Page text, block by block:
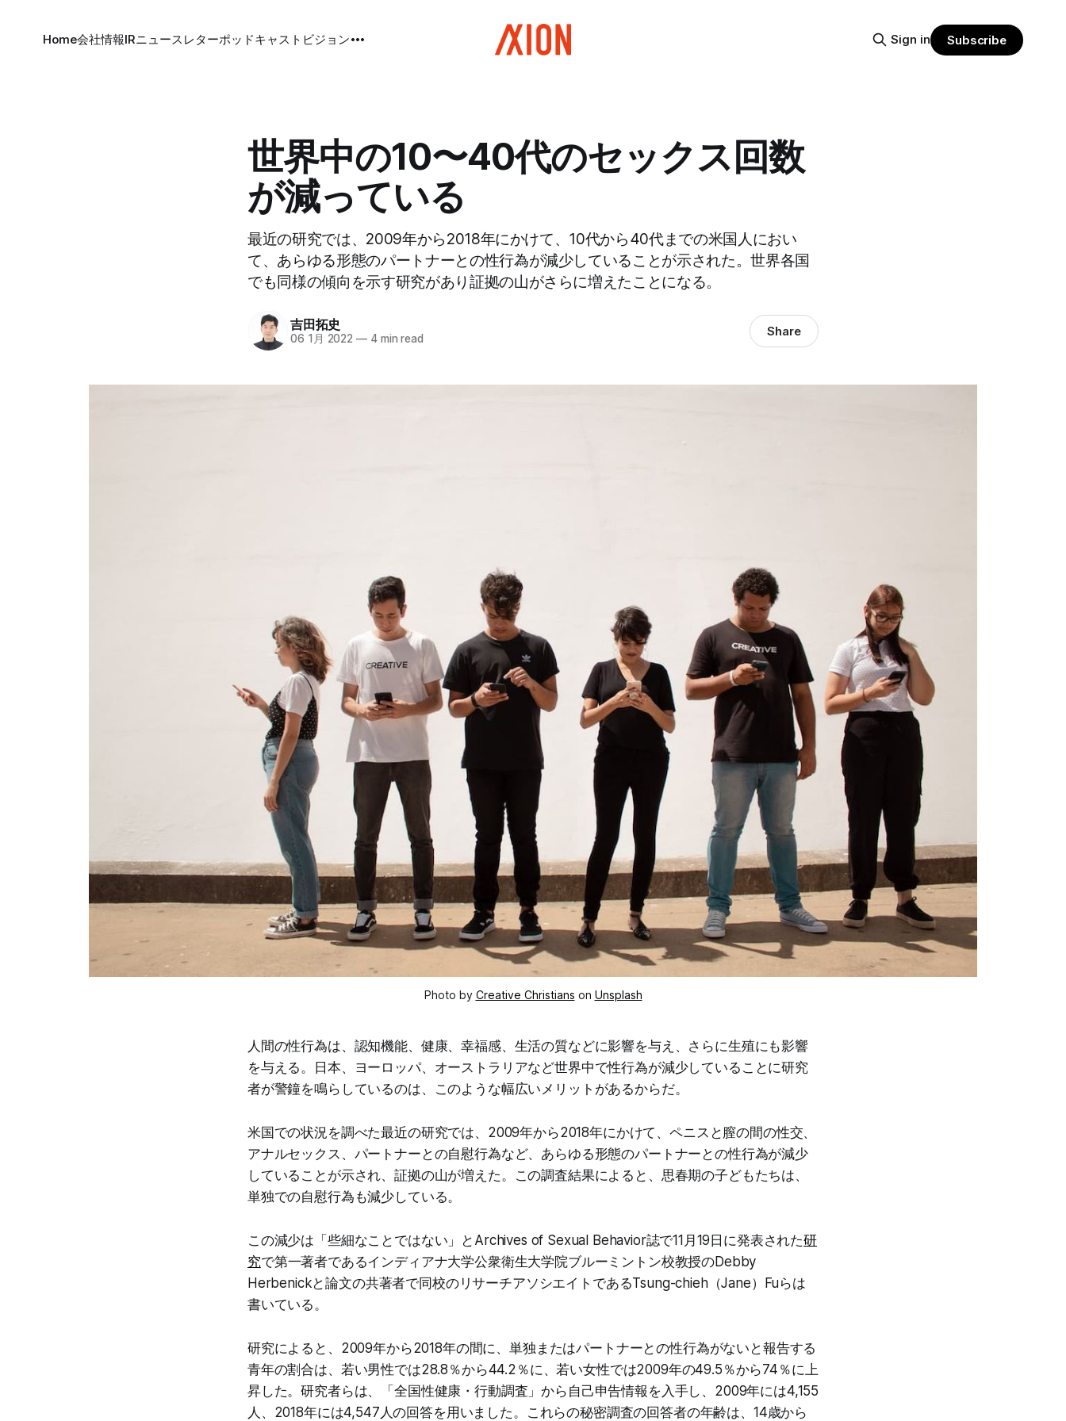
Home会社情報IRニュースレターポッドキャスト ビジョン Sign in Subscribe
世界中の10〜40代のセックス回数
が減っている
最近の研究では、2009年から2018年にかけて、10代から40代までの米国人におい
て、あらゆる形態のパートナーとの性行為が減少していることが示された。世界各国
でも同様の傾向を示す研究があり証拠の山がさらに増えたことになる。
吉田拓史
06 1月 2022 — 4 min read Share
Photo by Creative Christians on Unsplash
人間の性行為は、認知機能、健康、幸福感、生活の質などに影響を与え、さらに生殖にも影響
を与える。日本、ヨーロッパ、オーストラリアなど世界中で性行為が減少していることに研究
者が警鐘を鳴らしているのは、このような幅広いメリットがあるからだ。
米国での状況を調べた最近の研究では、2009年から2018年にかけて、ペニスと膣の間の性交、
アナルセックス、パートナーとの自慰行為など、あらゆる形態のパートナーとの性行為が減少
していることが示され、証拠の山が増えた。この調査結果によると、思春期の子どもたちは、
単独での自慰行為も減少している。
この減少は「些細なことではない」とArchives of Sexual Behavior誌で11月19日に発表された研
究で第一著者であるインディアナ大学公衆衛生大学院ブルーミントン校教授のDebby
Herbenickと論文の共著者で同校のリサーチアソシエイトであるTsung-chieh（Jane）Fuらは
書いている。
研究によると、2009年から2018年の間に、単独またはパートナーとの性行為がないと報告する
青年の割合は、若い男性では28.8％から44.2％に、若い女性では2009年の49.5％から74％に上
昇した。研究者らは、「全国性健康・行動調査」から自己申告情報を入手し、2009年には4,155
人、2018年には4,547人の回答を用いました。これらの秘密調査の回答者の年齢は、14歳から